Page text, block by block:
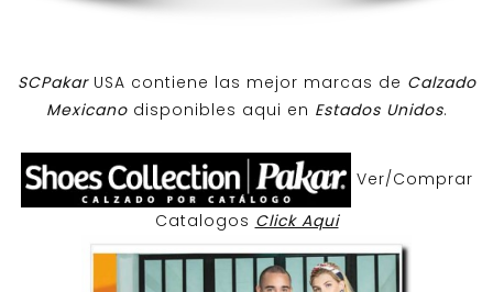
SCPakar USA contiene las mejor marcas de Calzado
Mexicanodisponibles aqui en Estados Unidos.
Ver/Comprar
Catalogos Click Aqui